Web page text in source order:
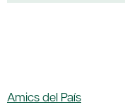
Amics del País